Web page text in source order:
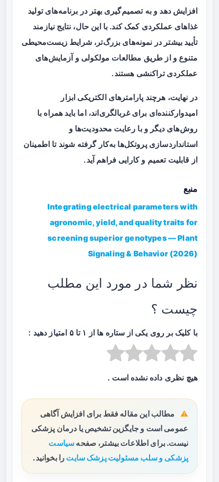
افزایش دهد و به تصمیم‌گیری بهتر در برنامه‌های تولید
غذاهای عملکردی کمک کند. با این حال، نتایج نیازمند
تأیید بیشتر در نمونه‌های بزرگ‌تر، شرایط زیست‌محیطی
متنوع و از طریق مطالعات مولکولی و آزمایش‌های
عملکردی تراکنشی هستند.
در نهایت، هرچند پارامترهای الکتریکی ابزار
امیدوارکننده‌ای برای غربالگری‌اند، اما باید همراه با
روش‌های دیگر و با رعایت محدودیت‌ها و
استانداردسازی پروتکل‌ها به‌کار گرفته شوند تا اطمینان
از قابلیت تعمیم و کارایی فراهم آید.
منبع
Integrating electrical parameters with
agronomic, yield, and quality traits for
screening superior genotypes — Plant
Signaling & Behavior (2026)
نظر شما در مورد این مطلب
چیست ؟
با کلیک بر روی یکی از ستاره ها از ۱ تا ۵ امتیاز دهید :
هیچ نظری داده نشده است .
مطالب این مقاله فقط برای افزایش آگاهی
عمومی است و جایگزین تشخیص یا درمان پزشکی
نیست. برای اطلاعات بیشتر، صفحه سیاست
پزشکی و سلب مسئولیت پزشک سایت را بخوانید.